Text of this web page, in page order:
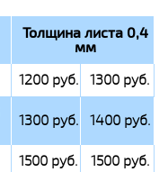
Толщина листа 0,4
мм
1200 руб.
1300 руб.
1300 руб. 1400 руб.
1500 руб. 1500 руб.